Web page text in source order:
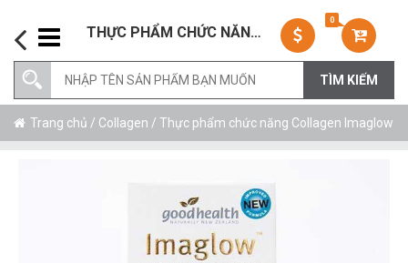
THỰC PHẨM CHỨC NĂNG COLLAGEN IMAGLOW
0
Trang chủ / Collagen / Thực phẩm chức năng Collagen Imaglow